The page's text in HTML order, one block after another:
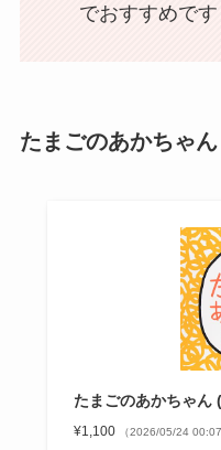
でおすすめです
たまごのあかちゃん
たまごのあかちゃん
¥1,100 （2026/05/24